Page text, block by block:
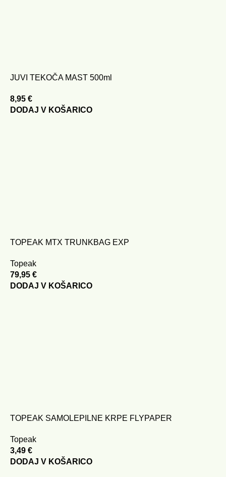
JUVI TEKOČA MAST 500ml
8,95 €
DODAJ V KOŠARICO
TOPEAK MTX TRUNKBAG EXP
Topeak
79,95 €
DODAJ V KOŠARICO
TOPEAK SAMOLEPILNE KRPE FLYPAPER
Topeak
3,49 €
DODAJ V KOŠARICO